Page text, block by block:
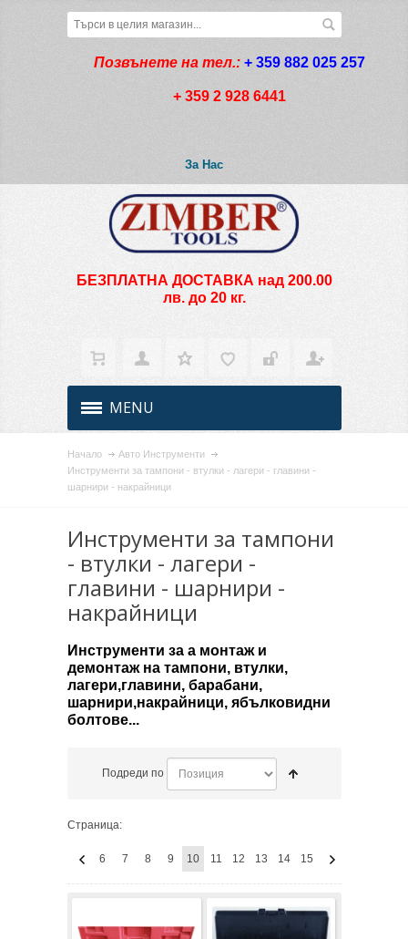
Позвънете на тел.: + 359 882 025 257
+ 359 2 928 6441
За Нас
БЕЗПЛАТНА ДОСТАВКА над 200.00
лв. до 20 кг.
MENU
Начало
Авто Инструменти
Инструменти за тампони - втулки - лагери - главини -
шарнири - накрайници
Инструменти за тампони
- втулки - лагери -
главини - шарнири -
накрайници
Инструменти за а монтаж и
демонтаж на тампони, втулки,
лагери,главини, барабани,
шарнири,накрайници, ябълковидни
болтове...
Подреди по
Страница:
6 7 8 9 10 11 12 13 14 15